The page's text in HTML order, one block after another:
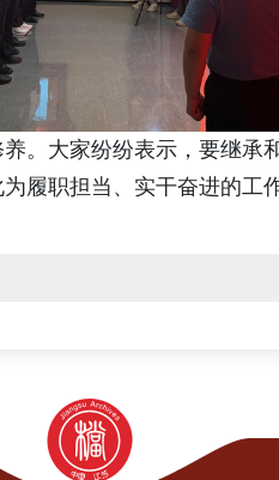
。大家纷纷表示，要继承
履职担当、实干奋进的工